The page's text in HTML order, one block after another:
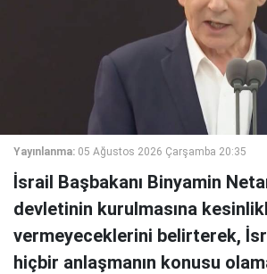
Yayınlanma: 05 Ağustos 2026 Çarşamba 20:35
İsrail Başbakanı Binyamin
devletinin kurulmasına
vermeyeceklerini belirterek,
hiçbir anlaşmanın konusu